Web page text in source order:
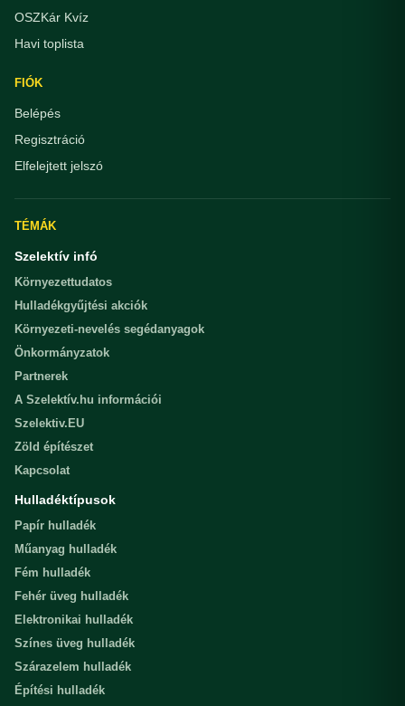
OSZKár Kvíz
Havi toplista
FIÓK
Belépés
Regisztráció
Elfelejtett jelszó
TÉMÁK
Szelektív infó
Környezettudatos
Hulladékgyűjtési akciók
Környezeti-nevelés segédanyagok
Önkormányzatok
Partnerek
A Szelektív.hu információi
Szelektiv.EU
Zöld építészet
Kapcsolat
Hulladéktípusok
Papír hulladék
Műanyag hulladék
Fém hulladék
Fehér üveg hulladék
Elektronikai hulladék
Színes üveg hulladék
Szárazelem hulladék
Építési hulladék